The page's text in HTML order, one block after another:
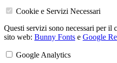
Cookie e Servizi Necessari
Questi servizi sono necessari per il
sito web: Bunny Fonts e Google
Google Analytics